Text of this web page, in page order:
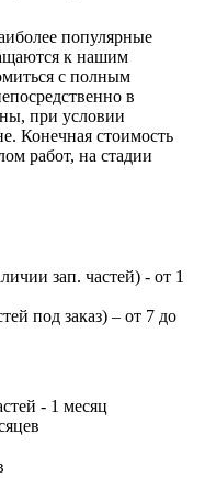
популярные
к нашим
с полным
в
при условии
Конечная стоимость
работ, на стадии
зап. частей) - от 1
под заказ) – от 7 до
- 1 месяц